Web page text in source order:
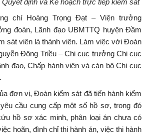
Quyết định và Kế hoạch trực tiếp kiểm sát
chí Hoàng Trọng Đạt – Viện trưởng
đoàn, Lãnh đạo UBMTTQ huyện Đầm
sát viên là thành viên. Làm việc với Đoàn
Đông Triều – Chi cục trưởng Chi cục
đạo, Chấp hành viên và cán bộ Chi cục
đơn vị, Đoàn kiểm sát đã tiến hành kiểm
cầu cung cấp một số hồ sơ, trong đó
hồ sơ xác minh, phân loại án chưa có
hoãn, đình chỉ thi hành án, việc thi hành